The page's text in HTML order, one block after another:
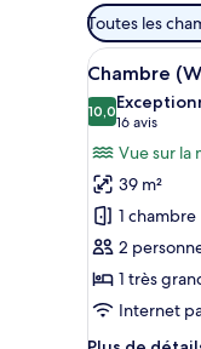
Filtres
disponibles
pour
les
chambres
Toutes les
Afficher
toutes
les
photos
pour
ce
type
de
chambre :
Chambre
(Water
10
Chambre
10,010,0 sur 10
16 avis
(16 avis)
Vue sur la
39 m²
1 chambre
2
1 très
Internet